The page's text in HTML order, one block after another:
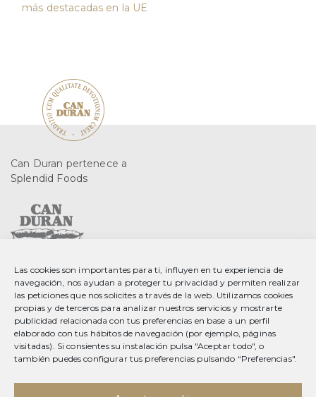
Las cookies son importantes para ti, influyen en tu experiencia de
navegación, nos ayudan a proteger tu privacidad y permiten realizar
las peticiones que nos solicites a través de la web. Utilizamos cookies
propias y de terceros para analizar nuestros servicios y mostrarte
publicidad relacionada con tus preferencias en base a un perfil
elaborado con tus hábitos de navegación (por ejemplo, páginas
visitadas). Si consientes su instalación pulsa "Aceptar todo", o
también puedes configurar tus preferencias pulsando “Preferencias".
más destacadas en la UE
Can Duran pertenece a
Splendid Foods
C. Gurri, 2 08553 Seva
Barcelona, Spain
T 34 93 889 23 35
F 34 93 889 20 78
info@splendid-foods.com
Aviso legal